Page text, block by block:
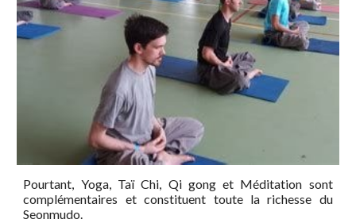
Pourtant, Yoga, Taï Chi, Qi gonget Méditation sont
complémentaires et constituent toute la richesse du
Seonmudo.